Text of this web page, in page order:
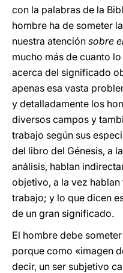
con la palabras de la
hombre ha de someter
nuestra atención sobre
mucho más de cuanto
acerca del significado
apenas esa vasta
y detalladamente los
diversos campos y
trabajo según sus
del libro del Génesis, a
análisis, hablan
objetivo, a la vez
trabajo; y lo que dicen
de un gran significado.
El hombre debe
porque como «imagen
decir, un ser subjetivo